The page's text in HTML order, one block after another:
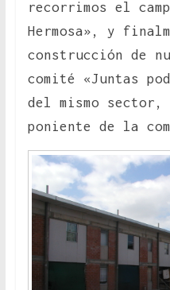
recorrimos el
Hermosa», y
construcción de
comité «Juntas
del mismo
poniente de la